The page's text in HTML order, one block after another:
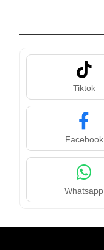
Tiktok
Facebook
Whatsapp